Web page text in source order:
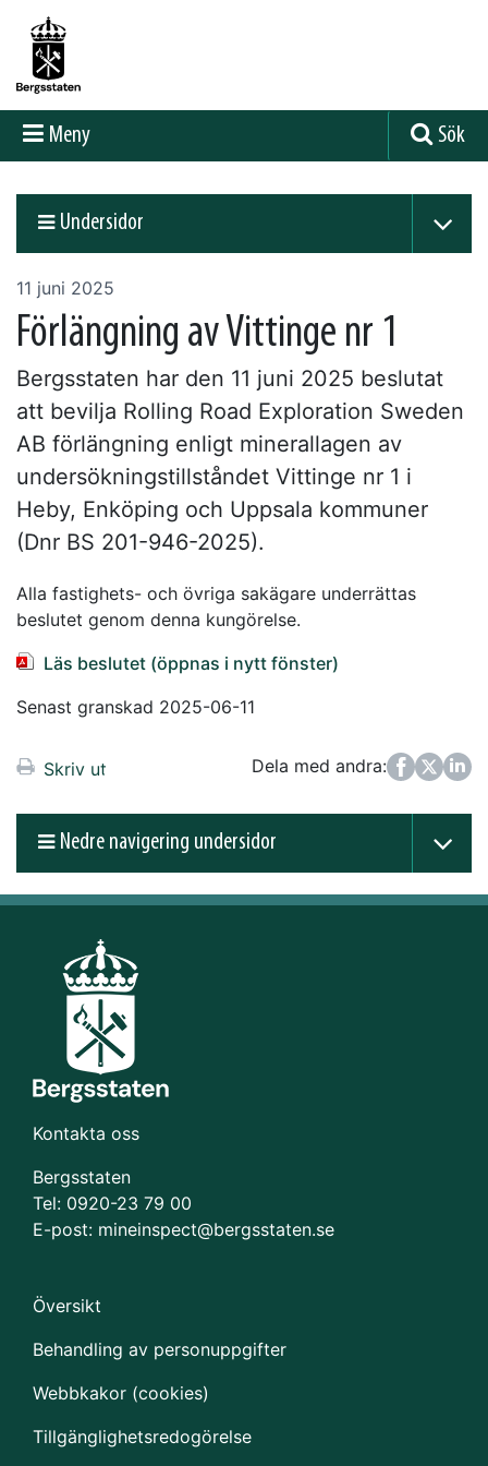
Meny Sök
Undersidor
11 juni 2025
Förlängning av Vittinge nr 1
Bergsstaten har den 11 juni 2025 beslutat
att bevilja Rolling Road Exploration Sweden
AB förlängning enligt minerallagen av
undersökningstillståndet Vittinge nr 1 i
Heby, Enköping och Uppsala kommuner
(Dnr BS 201-946-2025).
Alla fastighets- och övriga sakägare underrättas
beslutet genom denna kungörelse.
Läs beslutet (öppnas i nytt fönster)
Senast granskad 2025-06-11
Skriv ut Dela med andra:
FacebookTwitter
LinkedIn
Nedre navigering undersidor
Kontakta oss
Bergsstaten
Tel: 0920-23 79 00
E-post: mineinspect@bergsstaten.se
Översikt
Behandling av personuppgifter
Webbkakor (cookies)
Tillgänglighetsredogörelse